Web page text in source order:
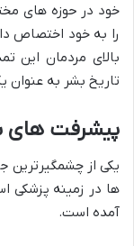
خود در حوزه های
را به خود اختصاص
بالای مردمان این
تاریخ بشر به عنوان
پیشرفت های
یکی از چشمگیرترین
ها در زمینه پزشکی
آمده است.